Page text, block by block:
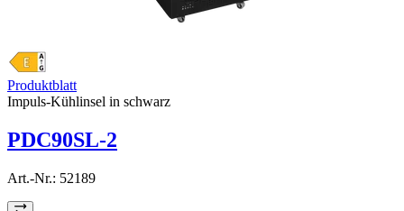
Produktblatt
Impuls-Kühlinsel in schwarz
PDC90SL-2
Art.-Nr.: 52189